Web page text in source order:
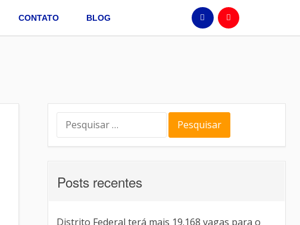
CONTATO BLOG
Posts recentes
Distrito Federal terá mais 19.168 vagas para o